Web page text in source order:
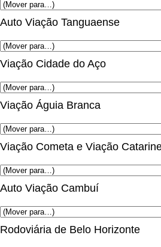
Auto Viação Tanguaense
Viação Cidade do Aço
Viação Águia Branca
Viação Cometa e Viação
Auto Viação Cambuí
Rodoviária de Belo Horizonte